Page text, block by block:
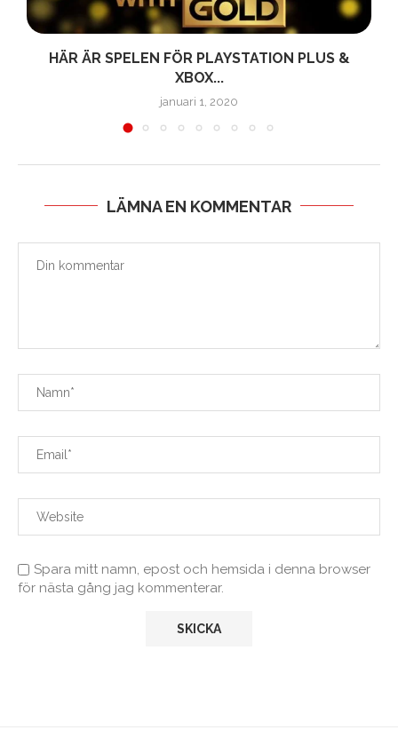
HÄR ÄR SPELEN FÖR PLAYSTATION PLUS &
XBOX...
januari 1, 2020
LÄMNA EN KOMMENTAR
Spara mitt namn, epost och hemsida i denna browser
för nästa gång jag kommenterar.